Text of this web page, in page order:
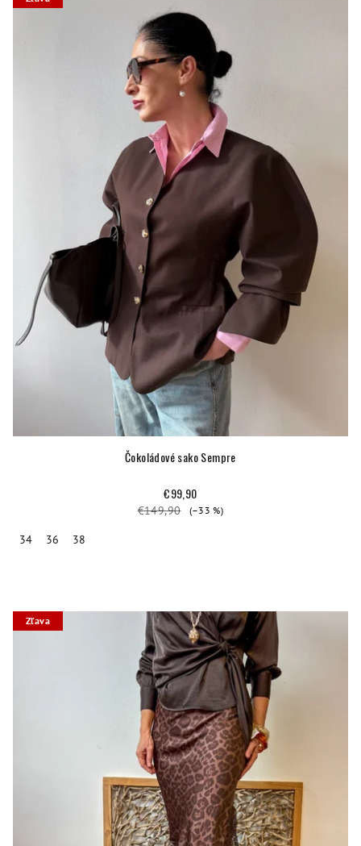
Čokoládové sako Sempre
€99,90
€149,90 (–33 %)
34 36 38
Zľava